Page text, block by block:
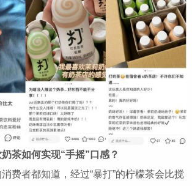
茶如何实现“手摇”口感？
费者都知道，经过“暴打”的柠檬茶会比搅